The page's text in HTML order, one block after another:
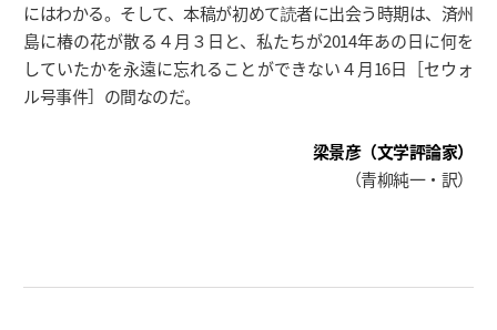
にはわかる。そして、本稿が初めて読者に出会う時期は、済州
島に椿の花が散る４月３日と、私たちが2014年あの日に何を
していたかを永遠に忘れることができない４月16日［セウォ
ル号事件］の間なのだ。
梁景彦（文学評論家）
（青柳純一・訳）